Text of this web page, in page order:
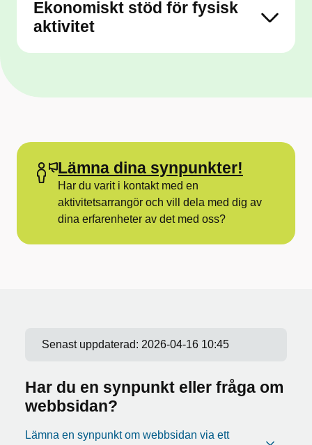
Ekonomiskt stöd för fysisk
aktivitet
Lämna dina synpunkter!
Har du varit i kontakt med en
aktivitetsarrangör och vill dela med dig av
dina erfarenheter av det med oss?
Senast uppdaterad: 2026-04-16 10:45
Har du en synpunkt eller fråga om
webbsidan?
Lämna en synpunkt om webbsidan via ett